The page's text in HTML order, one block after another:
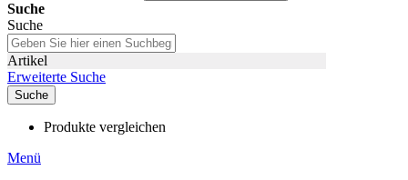
Suche
Suche
Artikel
Erweiterte Suche
Suche
Produkte vergleichen
Menü